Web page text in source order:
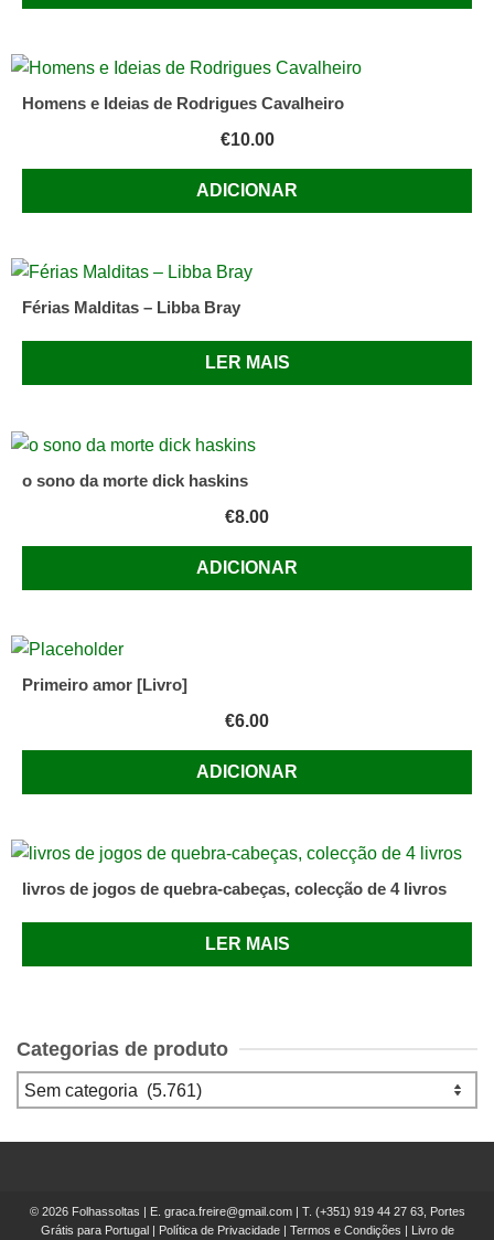
Homens e Ideias de Rodrigues Cavalheiro
€10.00
ADICIONAR
Férias Malditas – Libba Bray
LER MAIS
o sono da morte dick haskins
€8.00
ADICIONAR
Primeiro amor [Livro]
€6.00
ADICIONAR
livros de jogos de quebra-cabeças, colecção de 4 livros
LER MAIS
Categorias de produto
© 2026 Folhassoltas | E. graca.freire@gmail.com| T. (+351) 919 44 27 63, Portes
Grátis para Portugal | Política de Privacidade| Termos e Condições | Livro de